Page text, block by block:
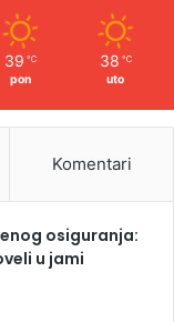
39 ℃
pon
38 ℃
uto
Komentari
osiguranja:
u jami